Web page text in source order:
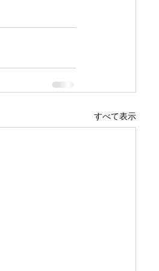
すべて表示